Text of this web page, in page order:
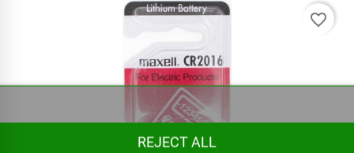
favorite_border
REJECT ALL